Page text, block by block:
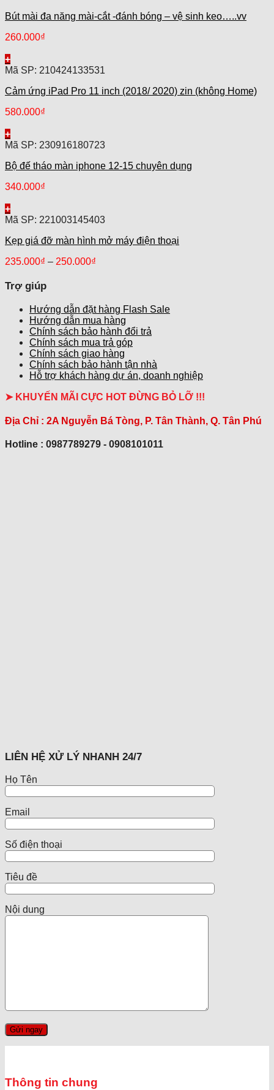
Bút mài đa năng mài-cắt -đánh bóng – vệ sinh keo…..vv
260.000₫
+
Mã SP: 210424133531
Cảm ứng iPad Pro 11 inch (2018/ 2020) zin (không Home)
580.000₫
+
Mã SP: 230916180723
Bộ đế tháo màn iphone 12-15 chuyên dụng
340.000₫
+
Mã SP: 221003145403
Kẹp giá đỡ màn hình mở máy điện thoại
235.000₫ – 250.000₫
Trợ giúp
Hướng dẫn đặt hàng Flash Sale
Hướng dẫn mua hàng
Chính sách bảo hành đổi trả
Chính sách mua trả góp
Chính sách giao hàng
Chính sách bảo hành tận nhà
Hỗ trợ khách hàng dự án, doanh nghiệp
➤ KHUYẾN MÃI CỰC HOT ĐỪNG BỎ LỠ !!!
Địa Chỉ : 2A Nguyễn Bá Tòng, P. Tân Thành, Q. Tân Phú
Hotline : 0987789279 - 0908101011
LIÊN HỆ XỬ LÝ NHANH 24/7
Họ Tên
Email
Số điện thoại
Tiêu đề
Nội dung
Thông tin chung